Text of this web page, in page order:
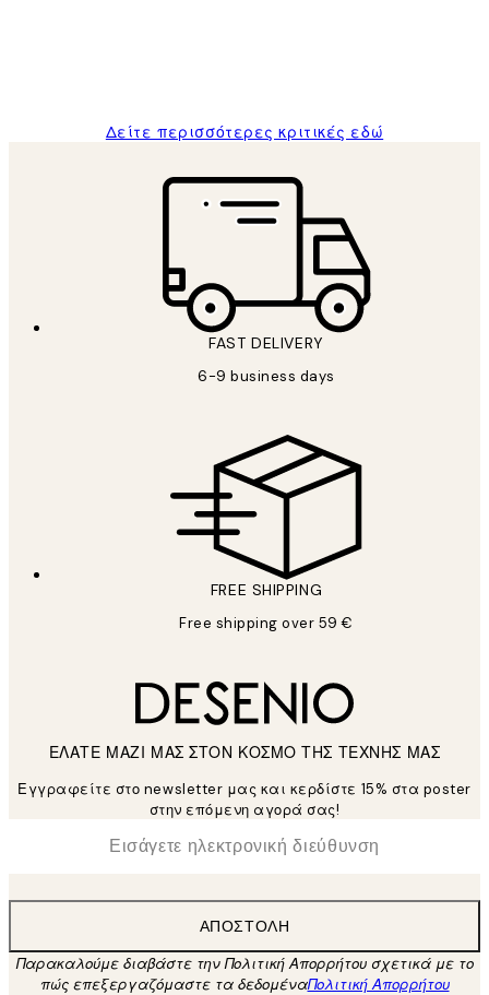
Δείτε περισσότερες κριτικές εδώ
FAST DELIVERY
6-9 business days
FREE SHIPPING
Free shipping over 59 €
ΕΛΑΤΕ ΜΑΖΙ ΜΑΣ ΣΤΟΝ ΚΟΣΜΟ ΤΗΣ ΤΕΧΝΗΣ ΜΑΣ
Εγγραφείτε στο newsletter μας και κερδίστε 15% στα poster
στην επόμενη αγορά σας!
Ηλεκτρονική Διεύθυνση
ΑΠΟΣΤΟΛΉ
Παρακαλούμε διαβάστε την Πολιτική Απορρήτου σχετικά με το
πώς επεξεργαζόμαστε τα δεδομέναΠολιτική Απορρήτου